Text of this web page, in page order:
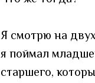
Я смотрю на
я поймал
старшего,